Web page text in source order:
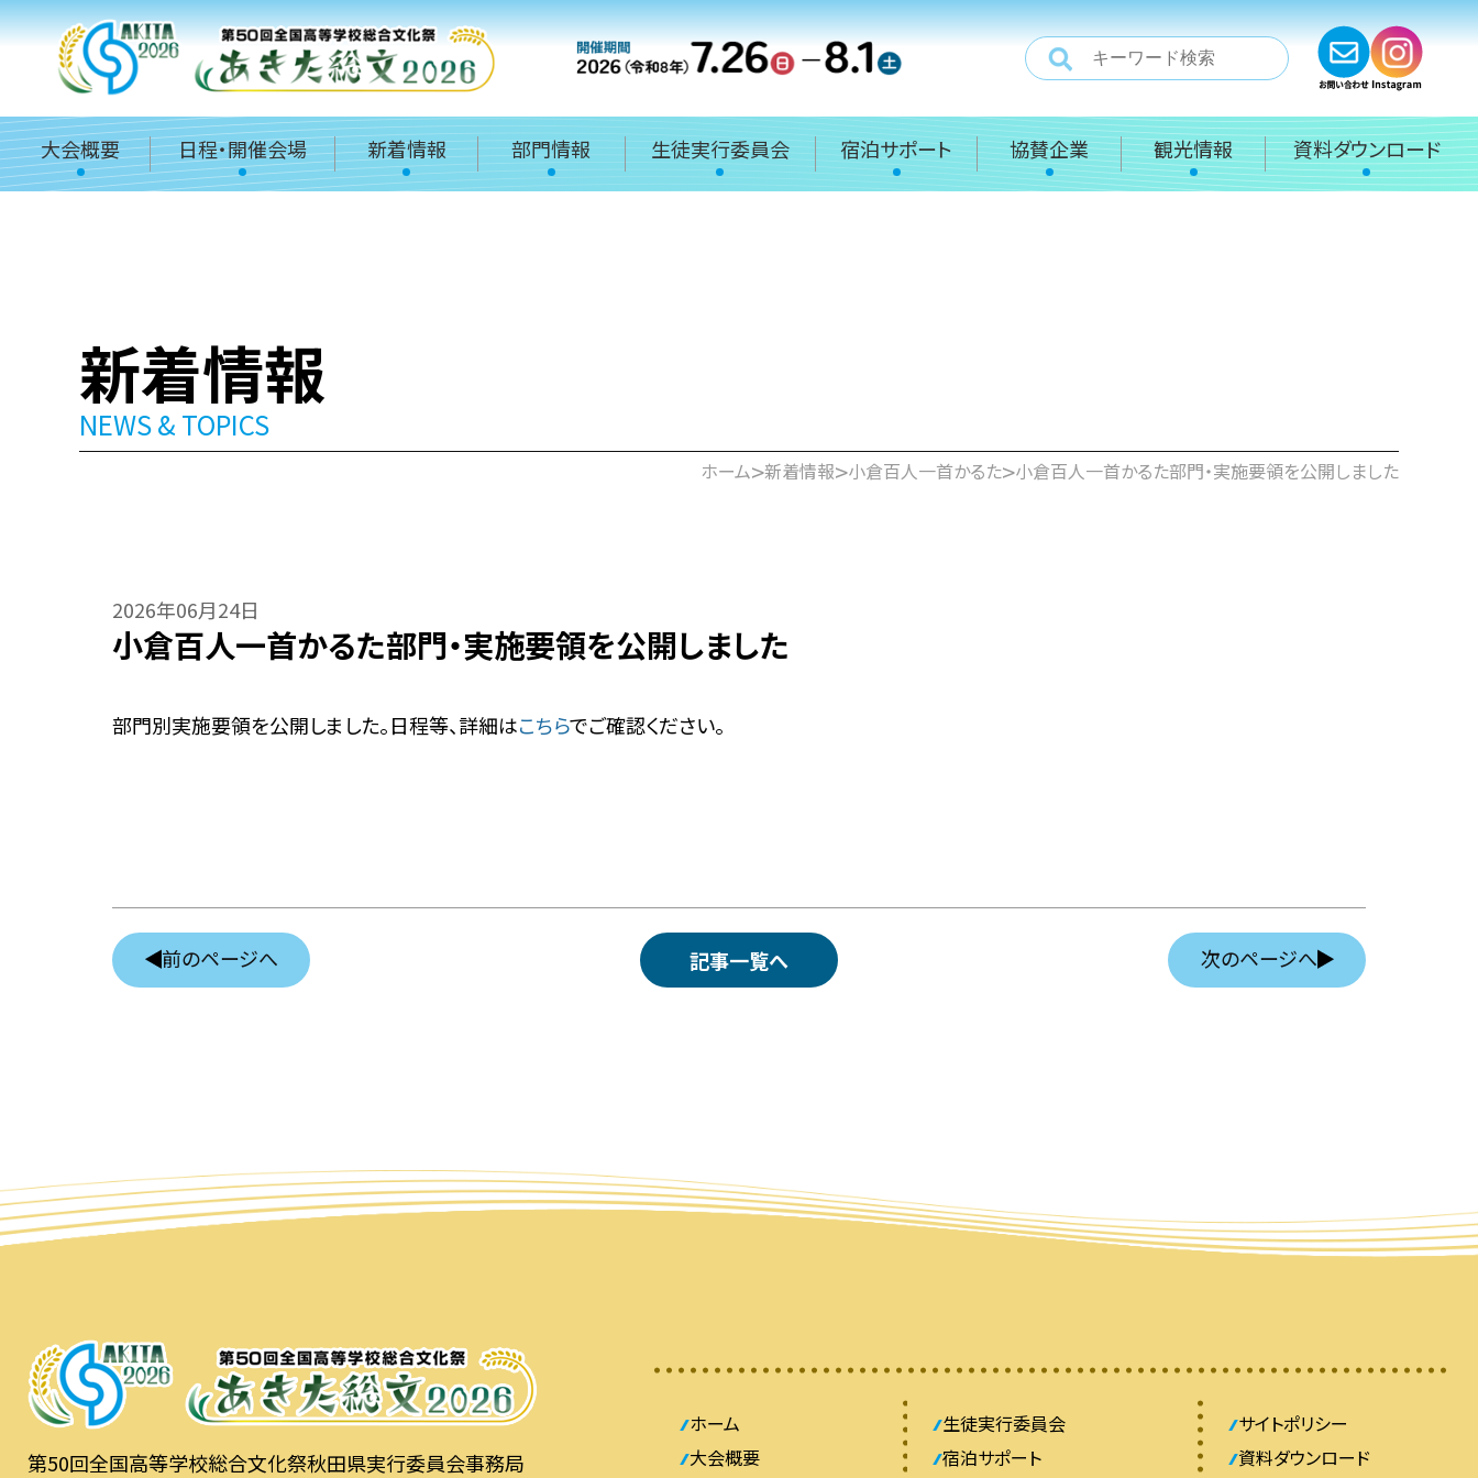
大会概要 日程・開催会場 新着情報 部門情報 生徒実行委員会 宿泊サポート 協賛企業 観光情報 資料ダウンロード
ホーム>新着情報>小倉百人一首かるた>小倉百人一首かるた部門・実施要領を公開しました
新着情報
NEWS & TOPICS
2026年06月24日
小倉百人一首かるた部門・実施要領を公開しました
部門別実施要領を公開しました。日程等、詳細はこちらでご確認ください。
前のページへ 記事一覧へ 次のページへ
第50回全国高等学校総合文化祭秋田県実行委員会事務局
ホーム
大会概要
生徒実行委員会
宿泊サポート
サイトポリシー
資料ダウンロード